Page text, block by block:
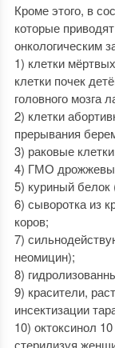
Кроме этого, в
которые
онкологическим
1) клетки
клетки почек
головного мозга
2) клетки
прерывания
3) раковые
4) ГМО
5) куриный белок
6) сыворотка из
коров;
7)
неомицин);
8)
9) красители,
инсектизации
10) октоксинол
стерилизуя